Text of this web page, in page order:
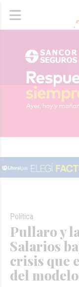
Pullaro y
Salarios
crisis que
del
Política